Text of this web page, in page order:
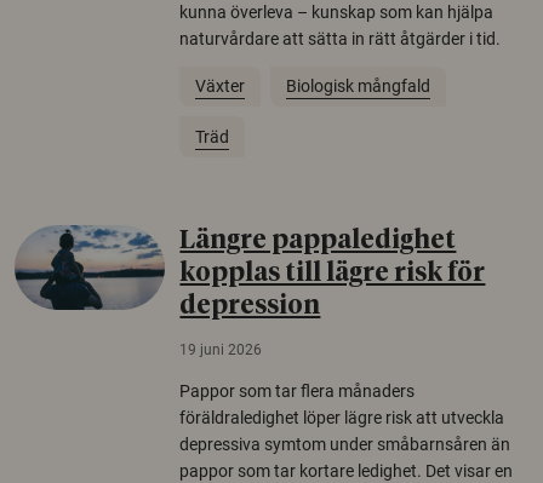
kunna överleva – kunskap som kan hjälpa
naturvårdare att sätta in rätt åtgärder i tid.
Växter Biologisk mångfald
Träd
Längre pappaledighet
kopplas till lägre risk för
depression
19 juni 2026
Pappor som tar flera månaders
föräldraledighet löper lägre risk att utveckla
depressiva symtom under småbarnsåren än
pappor som tar kortare ledighet. Det visar en